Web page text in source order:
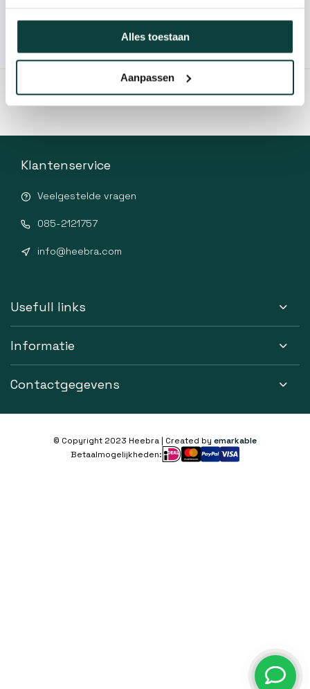
Alles toestaan
Aanpassen
Hovenier of klusbedrijf? Neem contact met ons op voor
10% korting!
Klantenservice
Veelgestelde vragen
085-2121757
info@heebra.com
Usefull links
Informatie
Contactgegevens
© Copyright 2023 Heebra | Created by emarkable
Betaalmogelijkheden: